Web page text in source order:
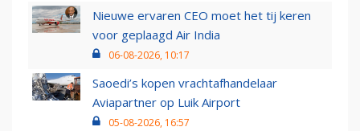
Nieuwe ervaren CEO moet het tij keren
voor geplaagd Air India
06-08-2026, 10:17
Saoedi’s kopen vrachtafhandelaar
Aviapartner op Luik Airport
05-08-2026, 16:57